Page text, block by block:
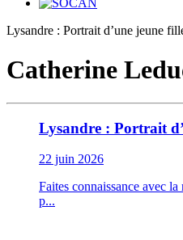
Lysandre : Portrait d’une jeune
Catherine
Lysandre : Portrait
22 juin 2026
Faites connaissance avec
p...